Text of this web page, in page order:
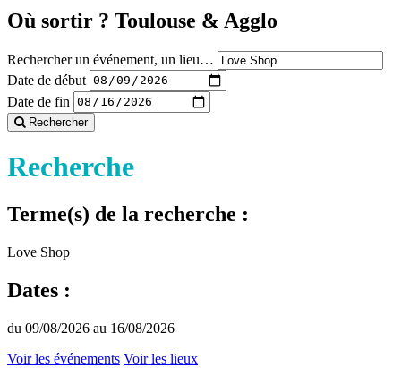
Où sortir ? Toulouse & Agglo
Rechercher un événement, un lieu…
Date de début
Date de fin
Rechercher
Recherche
Terme(s) de la recherche :
Love Shop
Dates :
du 09/08/2026 au 16/08/2026
Voir les événements Voir les lieux